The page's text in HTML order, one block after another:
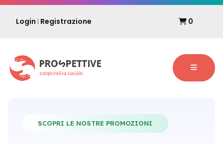
Login | Registrazione 0
SCOPRI LE NOSTRE PROMOZIONI